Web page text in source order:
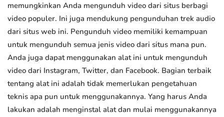
memungkinkan Anda mengunduh video dari situs berbagi
video populer. Ini juga mendukung pengunduhan trek audio
dari situs web ini. Pengunduh video memiliki kemampuan
untuk mengunduh semua jenis video dari situs mana pun.
Anda juga dapat menggunakan alat ini untuk mengunduh
video dari Instagram, Twitter, dan Facebook. Bagian terbaik
tentang alat ini adalah tidak memerlukan pengetahuan
teknis apa pun untuk menggunakannya. Yang harus Anda
lakukan adalah menginstal alat dan mulai menggunakannya